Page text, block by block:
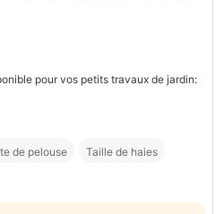
pour vos petits travaux de jardin:
de pelouse Taille de haies